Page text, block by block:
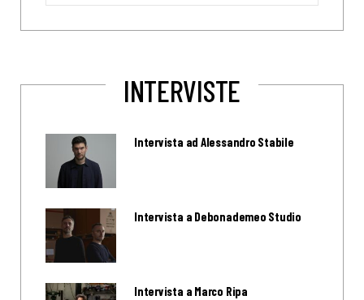
INTERVISTE
Intervista ad Alessandro Stabile
Intervista a Debonademeo Studio
Intervista a Marco Ripa